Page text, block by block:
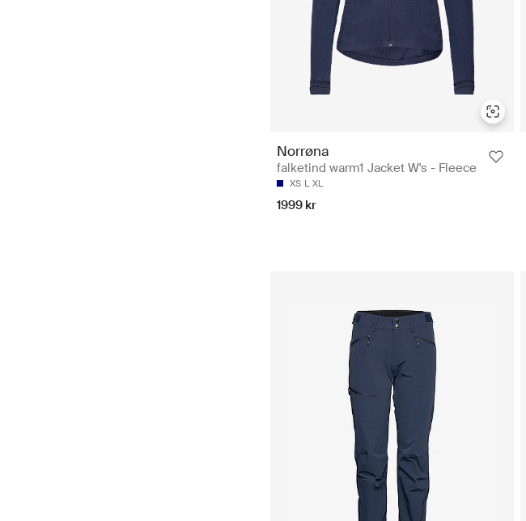
Norrøna
falketind warm1 Jacket W's - Fleece
XS L XL
1999 kr